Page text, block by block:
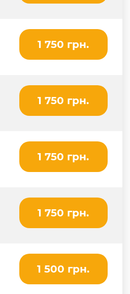
1 750 грн.
1 750 грн.
1 750 грн.
1 750 грн.
1 500 грн.